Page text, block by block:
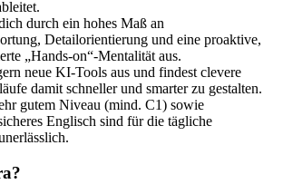
durch ein hohes Maß an
Detailorientierung und eine proaktive,
„Hands-on“-Mentalität aus.
neue KI-Tools aus und findest clevere
damit schneller und smarter zu gestalten.
gutem Niveau (mind. C1) sowie
Englisch sind für die tägliche